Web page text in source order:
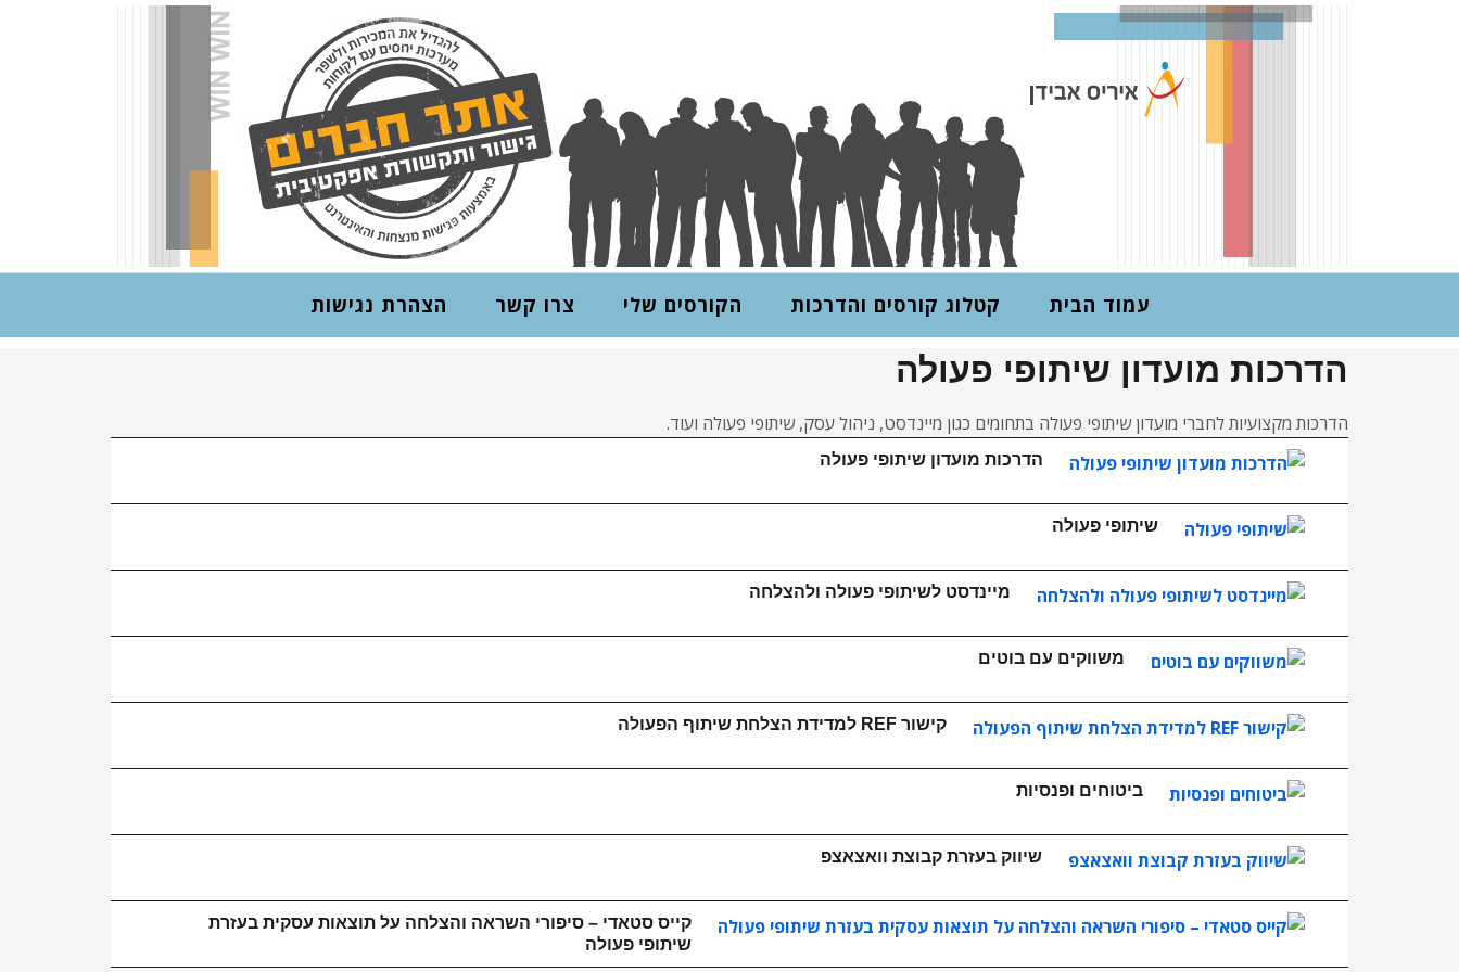
תקשורת שיווקית אפקטיבית
עמוד הבית קטלוג קורסים והדרכות הקורסים שלי צרו קשר הצהרת נגישות
הדרכות מועדון שיתופי פעולה
הדרכות מקצועיות לחברי מועדון שיתופי פעולה בתחומים כגון מיינדסט, ניהול עסק, שיתופי פעולה ועוד.
הדרכות מועדון שיתופי פעולה
שיתופי פעולה
מיינדסט לשיתופי פעולה ולהצלחה
משווקים עם בוטים
קישור REF למדידת הצלחת שיתוף הפעולה
ביטוחים ופנסיות
שיווק בעזרת קבוצת וואצאצפ
קייס סטאדי – סיפורי השראה והצלחה על תוצאות עסקית בעזרת
שיתופי פעולה